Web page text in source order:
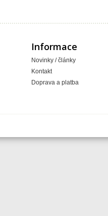
Informace
Novinky / články
Kontakt
Doprava a platba